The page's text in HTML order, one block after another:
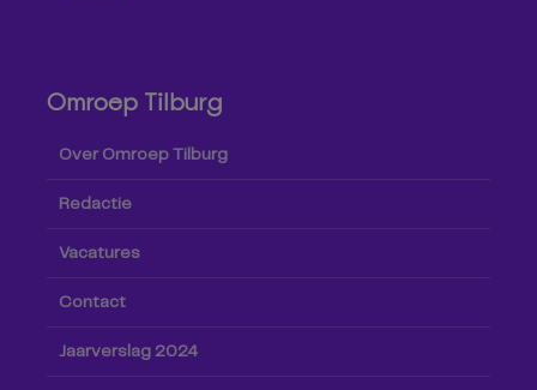
Omroep Tilburg
Over Omroep Tilburg
Redactie
Vacatures
Contact
Jaarverslag 2024